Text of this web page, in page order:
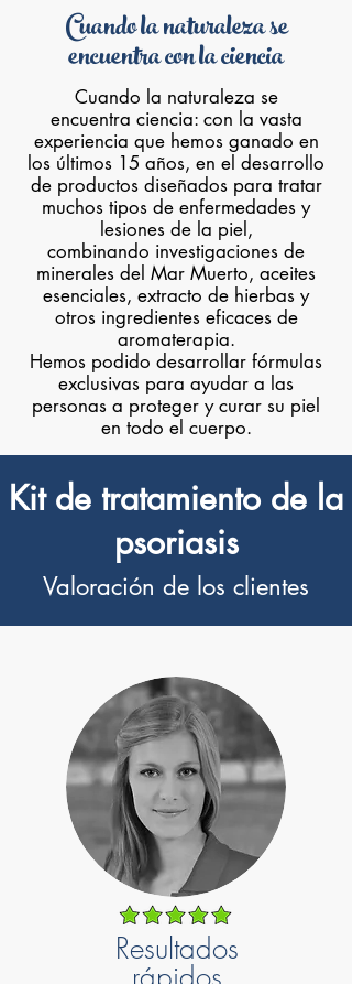
Cuando la naturaleza se
encuentra con la ciencia
Cuando la naturaleza se
encuentra ciencia: con la vasta
experiencia que hemos ganado en
los últimos 15 años, en el desarrollo
de productos diseñados para tratar
muchos tipos de enfermedades y
lesiones de la piel,
combinando investigaciones de
minerales del Mar Muerto, aceites
esenciales, extracto de hierbas y
otros ingredientes eficaces de
aromaterapia.
Hemos podido desarrollar fórmulas
exclusivas para ayudar a las
personas a proteger y curar su piel
en todo el cuerpo.
Kit de tratamiento de la
psoriasis
Valoración de los clientes
Resultados